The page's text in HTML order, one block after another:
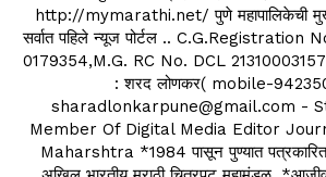
http://mymarathi.net/ पुणे महापालिकेची
सर्वात पहिले न्यूज पोर्टल ..
0179354,M.G. RC No. DCL
: शरद लोणकर( mobile-
sharadlonkarpune@gmail.com -
Member Of Digital Media Editor
Maharshtra *1984 पासून पुण्यात